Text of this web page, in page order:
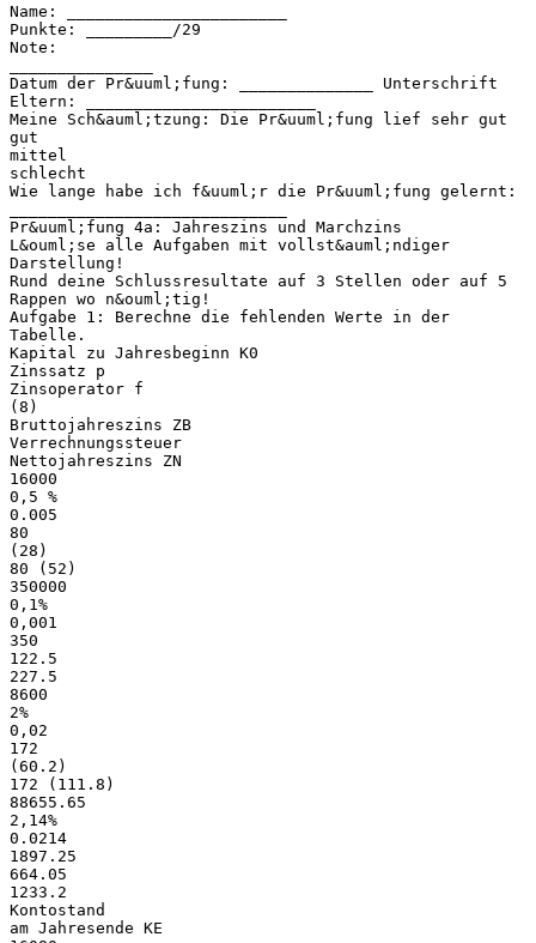
Name: _______________________
Punkte: _________/29
Note:
Datum der Pr&uuml;fung: ______________ Unterschrift
Eltern: ________________________
Meine Sch&auml;tzung: Die Pr&uuml;fung lief sehr gut
gut
mittel
schlecht
Wie lange habe ich f&uuml;r die Pr&uuml;fung gelernt:
Pr&uuml;fung 4a: Jahreszins und Marchzins
L&ouml;se alle Aufgaben mit vollst&auml;ndiger
Darstellung!
Rund deine Schlussresultate auf 3 Stellen oder auf 5
Rappen wo n&ouml;tig!
Aufgabe 1: Berechne die fehlenden Werte in der
Tabelle.
Kapital zu Jahresbeginn K0
Zinssatz p
Zinsoperator f
(8)
Bruttojahreszins ZB
Verrechnungssteuer
Nettojahreszins ZN
16000
0,5 %
0.005
80
(28)
80 (52)
350000
0,1%
0,001
350
122.5
227.5
8600
2%
0,02
172
(60.2)
172 (111.8)
88655.65
2,14%
0.0214
1897.25
664.05
1233.2
Kontostand
am Jahresende KE